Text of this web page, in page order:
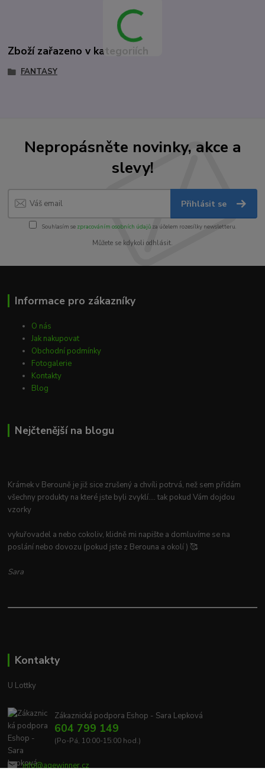
Zboží zařazeno v kategoriích
FANTASY
Nepropásněte novinky, akce a
slevy!
Přihlásit se
Souhlasím se zpracováním osobních údajůza účelem rozesílky newsletteru.
Můžete se kdykoli odhlásit.
Informace pro zákazníky
O nás
Jak nakupovat
Obchodní podmínky
Fotogalerie
Kontakty
Blog
Nejčtenější na blogu
Krámek v Berouně je již sice zrušený a chvíli potrvá, než sem přidám
všechny produkty na které jste byli zvyklí.... tak pokud Vám dojdou
vzorky
vykuřovadel a nebo cokoliv, klidně mi napište a domluvíme se na
poslání nebo dovozu (pokud jste z Berouna a okolí ) 🥰
Sara
Kontakty
U Lottky
Zákaznická podpora Eshop - Sara Lepková
604 799 149
(Po-Pá, 10:00-15:00 hod.)
info@agewinner.cz